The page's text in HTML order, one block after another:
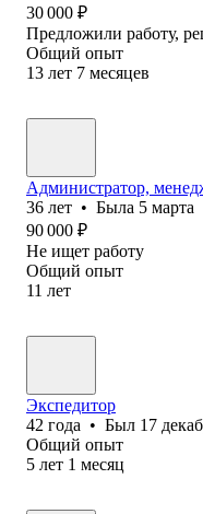
30 000 ₽
Предложили работу,
Общий опыт
13 лет 7 месяцев
Администратор,
36 лет • Была 5 марта
90 000 ₽
Не ищет работу
Общий опыт
11 лет
Экспедитор
42 года • Был 17
Общий опыт
5 лет 1 месяц